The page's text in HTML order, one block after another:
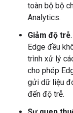
toàn bộ bộ
Analytics.
Giảm độ trễ
Edge đều
trình xử lý
cho phép
gửi dữ liệu
đến độ trễ.